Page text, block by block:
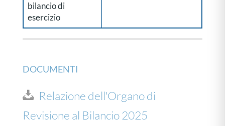
bilancio di
esercizio
DOCUMENTI
Relazione dell'Organo di
Revisione al Bilancio 2025